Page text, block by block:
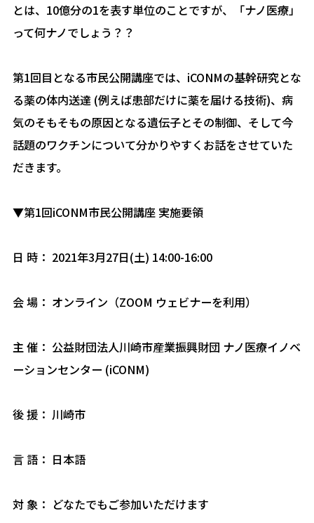
とは、10億分の1を表す単位のことですが、「ナノ医療」
って何ナノでしょう？？
第1回目となる市民公開講座では、iCONMの基幹研究とな
る薬の体内送達 (例えば患部だけに薬を届ける技術)、病
気のそもそもの原因となる遺伝子とその制御、そして今
話題のワクチンについて分かりやすくお話をさせていた
だきます。
▼第1回iCONM市民公開講座 実施要領
日 時： 2021年3月27日(土) 14:00-16:00
会 場： オンライン（ZOOM ウェビナーを利用）
主 催： 公益財団法人川崎市産業振興財団 ナノ医療イノベ
ーションセンター (iCONM)
後 援： 川崎市
言 語： 日本語
対 象： どなたでもご参加いただけます